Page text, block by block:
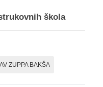
škola
ZUPPA BAKŠA